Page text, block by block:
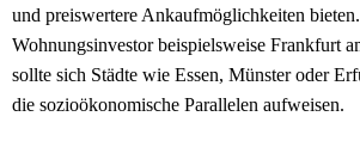
und preiswertere Ankaufmöglichkeiten
Wohnungsinvestor beispielsweise Frankfurt
sollte sich Städte wie Essen, Münster oder
die sozioökonomische Parallelen aufweisen.